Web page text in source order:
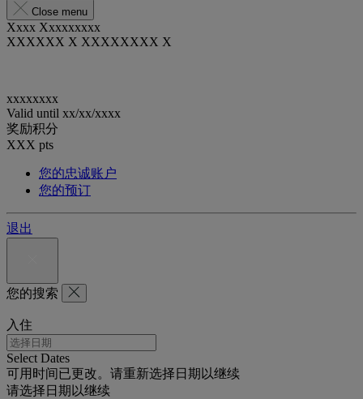
Close menu
Xxxx Xxxxxxxxx
XXXXXX X XXXXXXXX X
xxxxxxxx
Valid until xx/xx/xxxx
奖励积分
XXX pts
您的忠诚账户
您的预订
退出
您的搜索
入住
Select Dates
可用时间已更改。请重新选择日期以继续
请选择日期以继续